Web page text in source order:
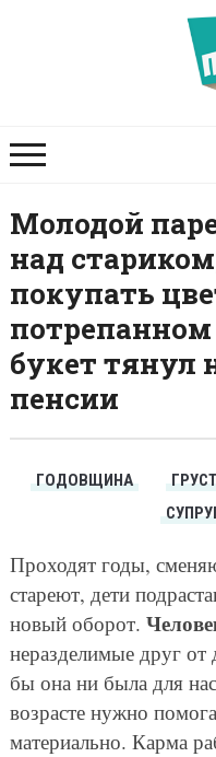
Молодой
над
покупать
потрепанном
букет тянул
пенсии
ГОДОВЩИНА
Проходят годы,
стареют, дети
новый оборот.
неразделимые друг от
бы она ни была для
возрасте нужно
материально. Карма